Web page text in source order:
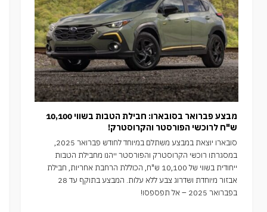
מבצע פברואר בסובארו: חבילת הטבות בשווי 10,100
ש"ח לרוכשי הפורסטר והקרוסטרק!
סובארו יוצאת במבצע משתלם במיוחד לחודש פברואר 2025,
במסגרתו רוכשי הקרוסטרק והפורסטר ייהנו מחבילת הטבות
ייחודית בשווי של 10,100 ש"ח, הכוללת הרחבת אחריות, חבילת
אבזור מיוחדת ושדרוג צבע ללא עלות. המבצע בתוקף עד 28
בפברואר 2025 – אל תפספסו!